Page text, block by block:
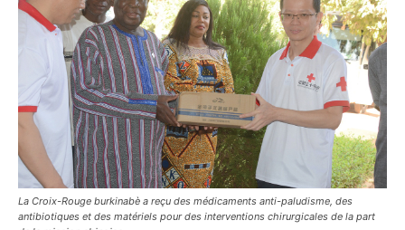
La Croix-Rouge burkinabè a reçu des médicaments anti-paludisme, des
antibiotiques et des matériels pour des interventions chirurgicales de la part